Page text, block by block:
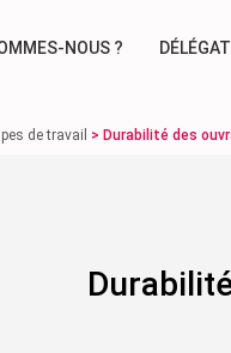
NOUS ?
de travail > Durabilité des